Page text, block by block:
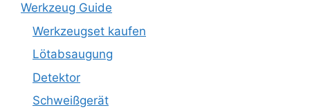
Werkzeug Guide
Werkzeugset kaufen
Lötabsaugung
Detektor
Schweißgerät